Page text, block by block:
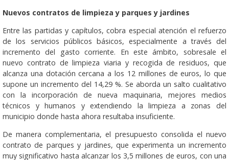
Nuevos contratos de limpieza y parques y jardines
Entre las partidas y capítulos, cobra especial atención el refuerzo
de los servicios públicos básicos, especialmente a través del
incremento del gasto corriente. En este ámbito, sobresale el
nuevo contrato de limpieza viaria y recogida de residuos, que
alcanza una dotación cercana a los 12 millones de euros, lo que
supone un incremento del 14,29 %. Se aborda un salto cualitativo
con la incorporación de nueva maquinaria, mejores medios
técnicos y humanos y extendiendo la limpieza a zonas del
municipio donde hasta ahora resultaba insuficiente.
De manera complementaria, el presupuesto consolida el nuevo
contrato de parques y jardines, que experimenta un incremento
muy significativo hasta alcanzar los 3,5 millones de euros, con una